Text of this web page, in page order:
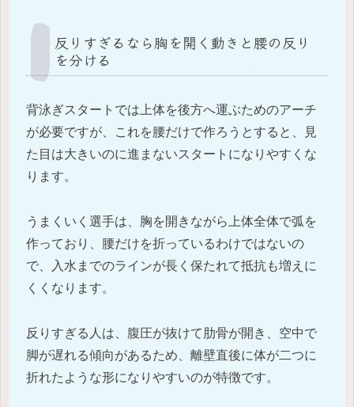
反りすぎるなら胸を開く動きと腰の反り
を分ける
背泳ぎスタートでは上体を後方へ運ぶためのアーチ
が必要ですが、これを腰だけで作ろうとすると、見
た目は大きいのに進まないスタートになりやすくな
ります。
うまくいく選手は、胸を開きながら上体全体で弧を
作っており、腰だけを折っているわけではないの
で、入水までのラインが長く保たれて抵抗も増えに
くくなります。
反りすぎる人は、腹圧が抜けて肋骨が開き、空中で
脚が遅れる傾向があるため、離壁直後に体が二つに
折れたような形になりやすいのが特徴です。